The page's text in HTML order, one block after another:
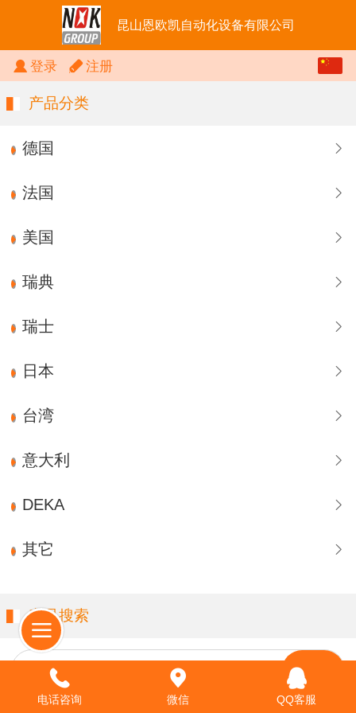
昆山恩欧凯自动化设备有限公司
登录 注册
产品分类
德国
法国
美国
瑞典
瑞士
日本
台湾
意大利
DEKA
其它
产品搜索
请输入关键字…
电话咨询 微信 QQ客服